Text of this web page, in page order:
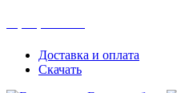
Доставка и оплата
Скачать